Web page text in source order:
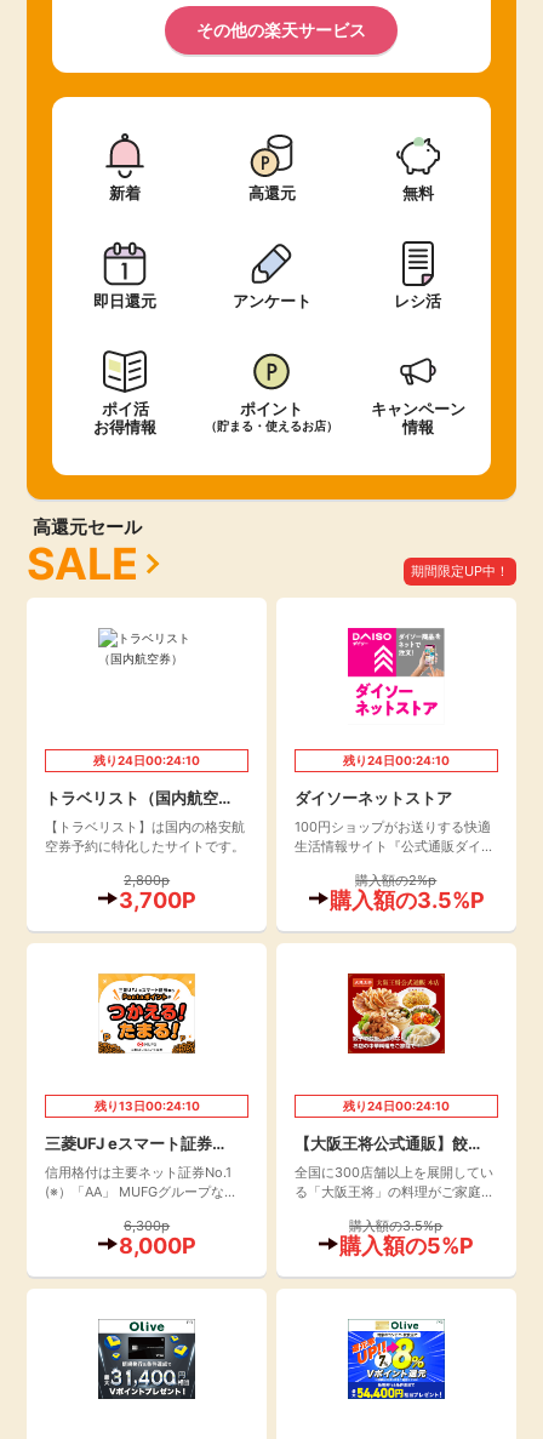
その他の楽天サービス
新着 高還元 無料
即日還元 アンケート レシ活
ポイ活
お得情報
ポイント
（貯まる・使えるお店）
キャンペーン
情報
高還元セール
SALE 期間限定UP中！
残り24日00:24:09
トラベリスト（国内航空
券）
【トラベリスト】は国内の格安航
空券予約に特化したサイトです。
2,800p
3,700P
残り24日00:24:09
ダイソーネットストア
100円ショップがお送りする快適
生活情報サイト『公式通販ダイソ
オープン！購入額の2%p
購入額の3.5%P
残り13日00:24:09
三菱UFJ eスマート証券
（旧：auカブコム証券）
【初回取引100円以上】
信用格付は主要ネット証券No.1
(※）「AA」 MUFGグループなら
マート証券（旧：auカブコム証
券）は、高い信用力でお客さまの
す。
6,300p
8,000P
残り24日00:24:09
【大阪王将公式通販】餃
子・炒飯・点心！お店の中
華料理をご家庭にお届け！
全国に300店舗以上を展開してい
る「大阪王将」の料理がご家庭で
ン、点心など多彩なメニューの冷
凍中華を取り揃えています。
購入額の3.5%p
購入額の5%P